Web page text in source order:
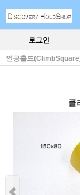
로그인
인공홀드
클